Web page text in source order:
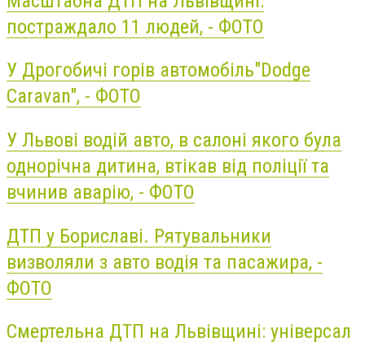
постраждало 11 людей, - ФОТО
У Дрогобичі горів автомобіль"Dodge
Caravan", - ФОТО
У Львові водій авто, в салоні якого була
однорічна дитина, втікав від поліції та
вчинив аварію, - ФОТО
ДТП у Бориславі. Рятувальники
визволяли з авто водія та пасажира, -
ФОТО
Смертельна ДТП на Львівщині: універсал